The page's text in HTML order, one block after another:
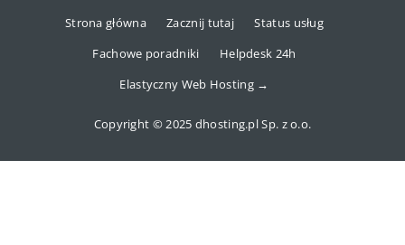
Strona główna Zacznij tutaj
Status usług
Fachowe poradniki
Helpdesk 24h
Elastyczny Web Hosting →
Copyright © 2025 dhosting.pl Sp. z o.o.